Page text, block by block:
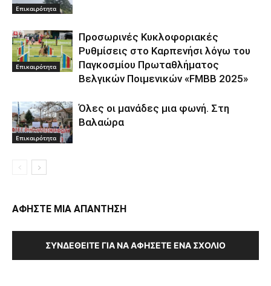
Επικαιρότητα
Επικαιρότητα
Προσωρινές Κυκλοφοριακές
Ρυθμίσεις στο Καρπενήσι λόγω του
Παγκοσμίου Πρωταθλήματος
Βελγικών Ποιμενικών «FMBB 2025»
Επικαιρότητα
Όλες οι μανάδες μια φωνή. Στη
Βαλαώρα
ΑΦΗΣΤΕ ΜΙΑ ΑΠΑΝΤΗΣΗ
ΣΥΝΔΕΘΕΊΤΕ ΓΙΑ ΝΑ ΑΦΉΣΕΤΕ ΈΝΑ ΣΧΌΛΙΟ